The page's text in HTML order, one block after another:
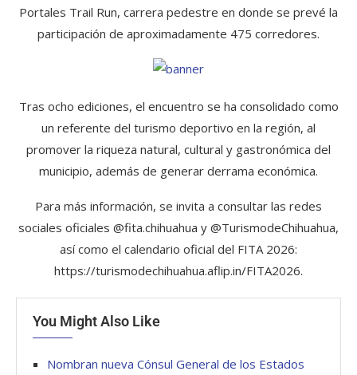
Portales Trail Run, carrera pedestre en donde se prevé la
participación de aproximadamente 475 corredores.
Tras ocho ediciones, el encuentro se ha consolidado como
un referente del turismo deportivo en la región, al
promover la riqueza natural, cultural y gastronómica del
municipio, además de generar derrama económica.
Para más información, se invita a consultar las redes
sociales oficiales @fita.chihuahua y @TurismodeChihuahua,
así como el calendario oficial del FITA 2026:
https://turismodechihuahua.aflip.in/FITA2026.
You Might Also Like
Nombran nueva Cónsul General de los Estados